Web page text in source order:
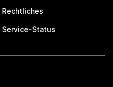
Rechtliches
Service-Status